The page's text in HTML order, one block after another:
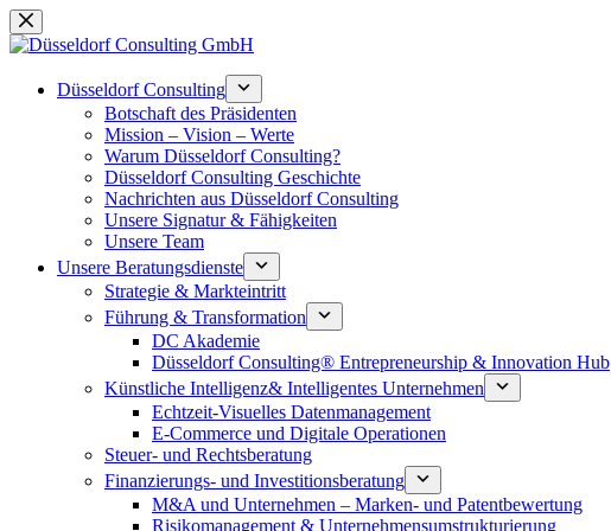
Zum
Inhalt
Düsseldorf Consulting
Botschaft des Präsidenten
Mission – Vision – Werte
Warum Düsseldorf Consulting?
Düsseldorf Consulting Geschichte
Nachrichten aus Düsseldorf Consulting
Unsere Signatur & Fähigkeiten
Unsere Team
Unsere Beratungsdienste
Strategie & Markteintritt
Führung & Transformation
DC Akademie
Düsseldorf Consulting® Entrepreneurship & Innovation Hub
Künstliche Intelligenz& Intelligentes Unternehmen
Echtzeit-Visuelles Datenmanagement
E-Commerce und Digitale Operationen
Steuer- und Rechtsberatung
Finanzierungs- und Investitionsberatung
M&A und Unternehmen – Marken- und Patentbewertung
Risikomanagement & Unternehmensumstrukturierung